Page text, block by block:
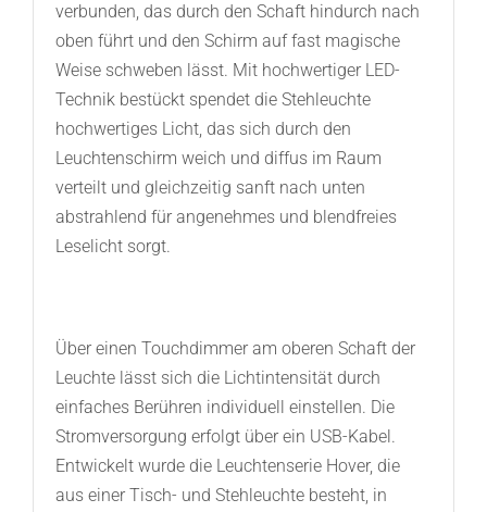
verbunden, das durch den Schaft hindurch nach
oben führt und den Schirm auf fast magische
Weise schweben lässt. Mit hochwertiger LED-
Technik bestückt spendet die Stehleuchte
hochwertiges Licht, das sich durch den
Leuchtenschirm weich und diffus im Raum
verteilt und gleichzeitig sanft nach unten
abstrahlend für angenehmes und blendfreies
Leselicht sorgt.
Über einen Touchdimmer am oberen Schaft der
Leuchte lässt sich die Lichtintensität durch
einfaches Berühren individuell einstellen. Die
Stromversorgung erfolgt über ein USB-Kabel.
Entwickelt wurde die Leuchtenserie Hover, die
aus einer Tisch- und Stehleuchte besteht, in